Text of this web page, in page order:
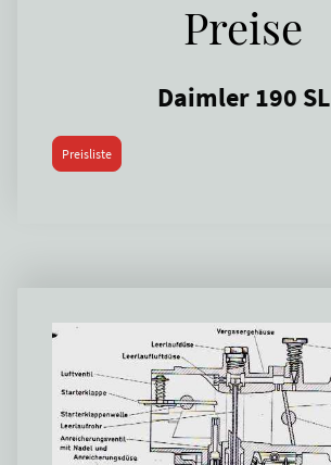
Preise
Daimler 190 SL
Preisliste